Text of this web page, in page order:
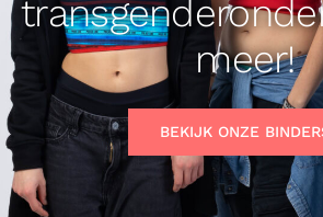
Gratis binders
Reviews
meer!
BEKIJK ONZE